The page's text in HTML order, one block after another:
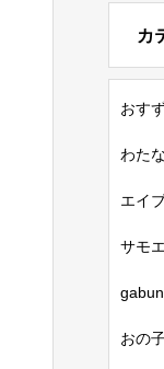
カ
おす
わた
エイ
サモ
おの